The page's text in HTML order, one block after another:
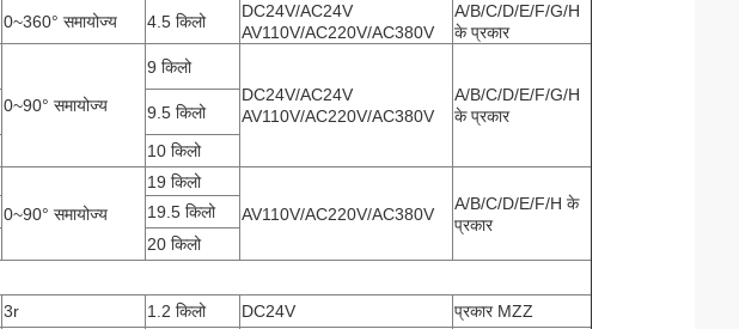
0~360° समायोज्य 4.5 किलो
DC24V/AC24V
AV110V/AC220V/AC380V
A/B/C/D/E/F/G/H
के प्रकार
0~90° समायोज्य
9 किलो
DC24V/AC24V
AV110V/AC220V/AC380V
A/B/C/D/E/F/G/H
के प्रकार
9.5 किलो
10 किलो
0~90° समायोज्य
19 किलो
AV110V/AC220V/AC380V
A/B/C/D/E/F/H के
प्रकार
19.5 किलो
20 किलो
3r 1.2 किलो DC24V
प्रकार MZZ